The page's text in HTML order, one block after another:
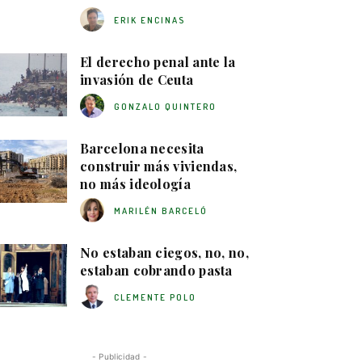
ERIK ENCINAS
El derecho penal ante la
invasión de Ceuta
GONZALO QUINTERO
Barcelona necesita
construir más viviendas,
no más ideología
MARILÉN BARCELÓ
No estaban ciegos, no, no,
estaban cobrando pasta
CLEMENTE POLO
- Publicidad -